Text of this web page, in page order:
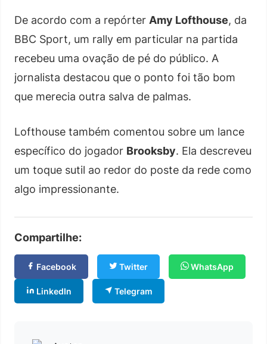
De acordo com a repórter Amy Lofthouse, da
BBC Sport, um rally em particular na partida
recebeu uma ovação de pé do público. A
jornalista destacou que o ponto foi tão bom
que merecia outra salva de palmas.
Lofthouse também comentou sobre um lance
específico do jogador Brooksby. Ela descreveu
um toque sutil ao redor do poste da rede como
algo impressionante.
Compartilhe:
Facebook Twitter WhatsApp
LinkedIn Telegram